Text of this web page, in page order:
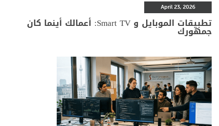
April 23, 2026
تطبيقات الموبايل و Smart TV: أعمالك أينما كان
جمهورك